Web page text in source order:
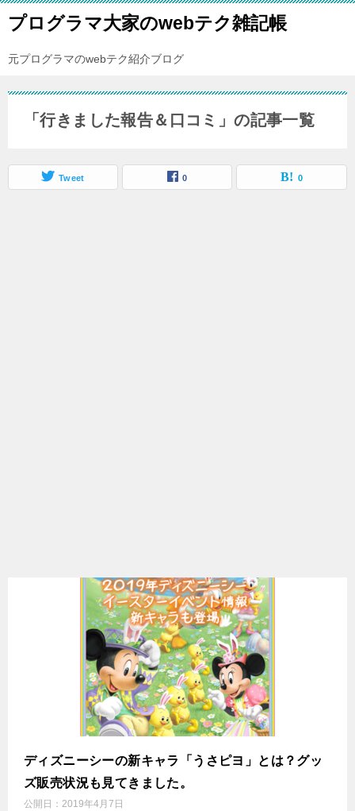
プログラマ大家のwebテク雑記帳
元プログラマのwebテク紹介ブログ
「行きました報告＆口コミ」の記事一覧
Tweet 0 0
ディズニーシーの新キャラ「うさピヨ」とは？グッ
ズ販売状況も見てきました。
公開日： 2019年4月7日